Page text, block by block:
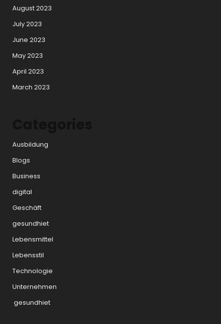
August 2023
July 2023
June 2023
May 2023
April 2023
March 2023
Ausbildung
Blogs
Business
digital
Geschäft
gesundhiet
Lebensmittel
Lebensstil
Technologie
Unternehmen
gesundhiet